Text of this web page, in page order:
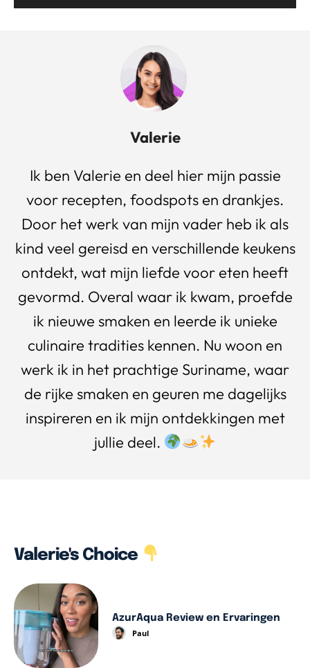
Valerie
Ik ben Valerie en deel hier mijn passie
voor recepten, foodspots en drankjes.
Door het werk van mijn vader heb ik als
kind veel gereisd en verschillende keukens
ontdekt, wat mijn liefde voor eten heeft
gevormd. Overal waar ik kwam, proefde
ik nieuwe smaken en leerde ik unieke
culinaire tradities kennen. Nu woon en
werk ik in het prachtige Suriname, waar
de rijke smaken en geuren me dagelijks
inspireren en ik mijn ontdekkingen met
jullie deel.
Valerie's Choice
AzurAqua Review en Ervaringen
Paul